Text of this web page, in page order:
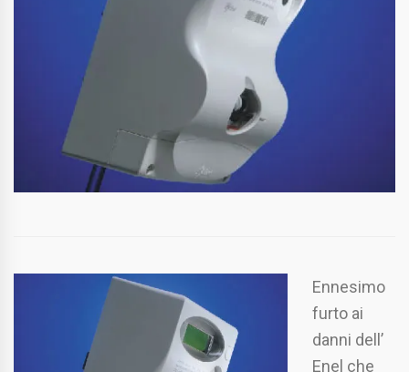
Ennesimo
furto ai
danni dell’
Enel che